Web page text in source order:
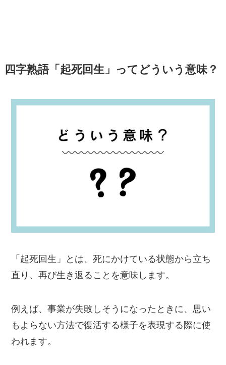
四字熟語「起死回生」ってどういう意味？
「起死回生」とは、死にかけている状態から立ち
直り、再び生き返ることを意味します。
例えば、事業が失敗しそうになったときに、思い
もよらない方法で復活する様子を表現する際に使
われます。